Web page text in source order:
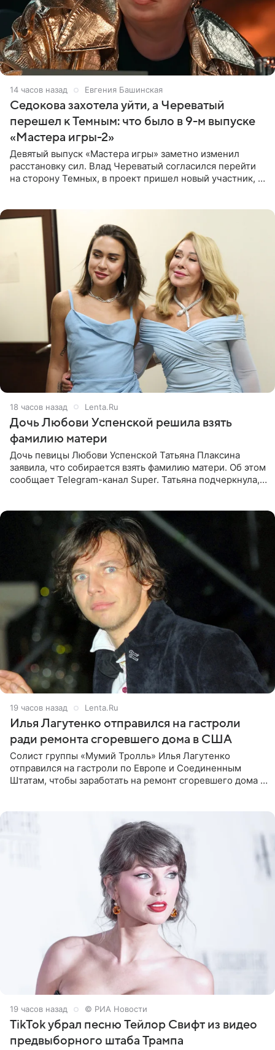
14 часов назад Евгения Башинская
Седокова захотела уйти, а Череватый
перешел к Темным: что было в 9-м выпуске
«Мастера игры-2»
Девятый выпуск «Мастера игры» заметно изменил
расстановку сил. Влад Череватый согласился перейти
на сторону Темных, в проект пришел новый участник, а
18 часов назад Lenta.Ru
Дочь Любови Успенской решила взять
фамилию матери
Дочь певицы Любови Успенской Татьяна Плаксина
заявила, что собирается взять фамилию матери. Об этом
сообщает Telegram-канал Super. Татьяна подчеркнула,
19 часов назад Lenta.Ru
Илья Лагутенко отправился на гастроли
ради ремонта сгоревшего дома в США
Солист группы «Мумий Тролль» Илья Лагутенко
отправился на гастроли по Европе и Соединенным
Штатам, чтобы заработать на ремонт сгоревшего дома в
19 часов назад © РИА Новости
TikTok убрал песню Тейлор Свифт из видео
предвыборного штаба Трампа